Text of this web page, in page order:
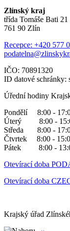
Zlínský kraj
třída Tomáše Bati 21
761 90 Zlín
Recepce: +420 577
IČO: 70891320
ID datové schránky:
Úřední hodiny
Pondělí 8:00 -
Úterý 8:00 -
Středa 8:00 -
Čtvrtek 8:00 -
Pátek 8:00 -
Otevírací doba
Otevírací doba
Krajský úřad